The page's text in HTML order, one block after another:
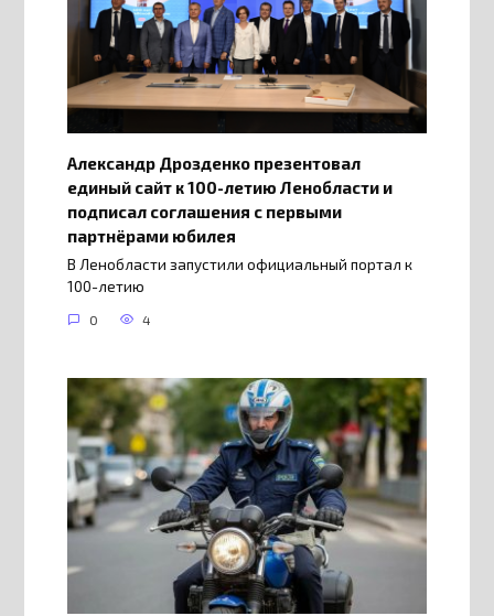
Александр Дрозденко презентовал
единый сайт к 100-летию Ленобласти и
подписал соглашения с первыми
партнёрами юбилея
В Ленобласти запустили официальный портал к
100-летию
0 4